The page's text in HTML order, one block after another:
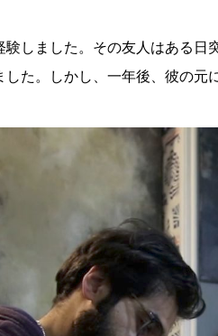
しました。その友人はある
た。しかし、一年後、彼の元